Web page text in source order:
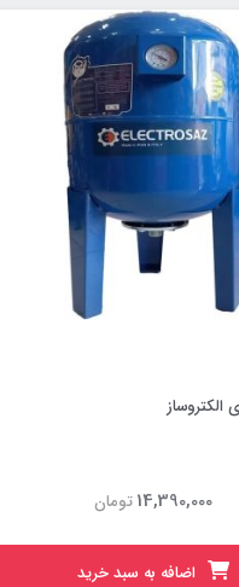
تومان14,390,000
اضافه به سبد خرید